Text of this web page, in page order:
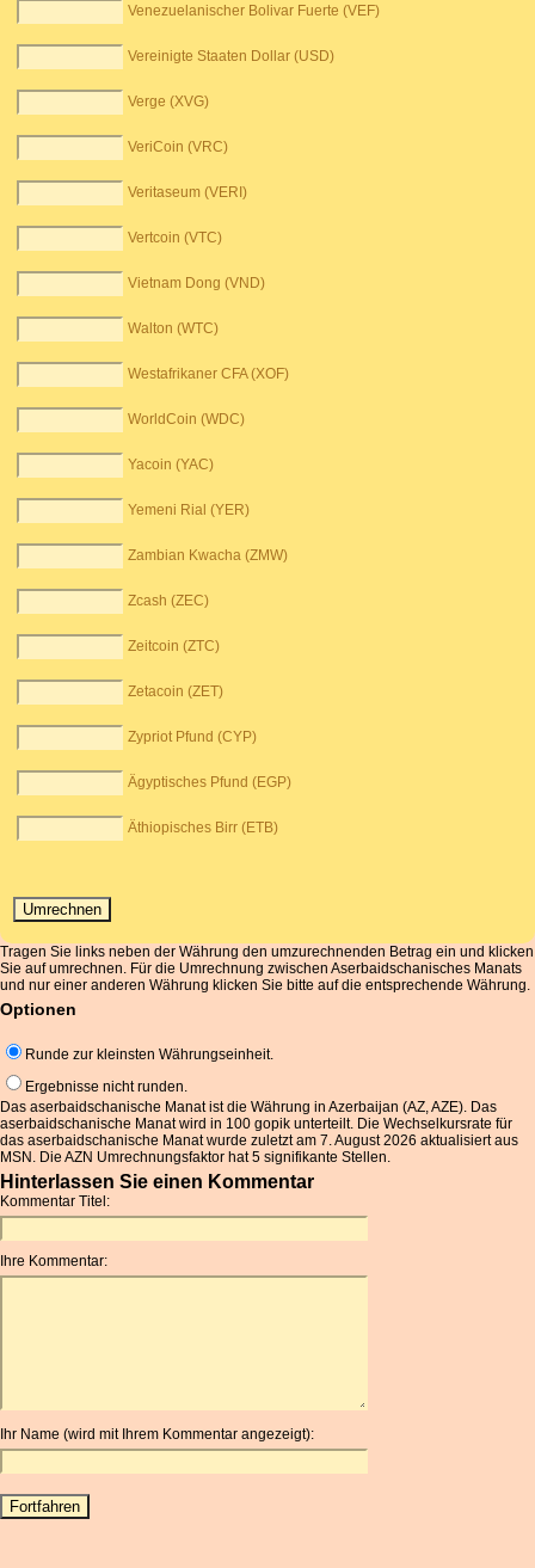
Venezuelanischer Bolivar Fuerte (VEF)
Vereinigte Staaten Dollar (USD)
Verge (XVG)
VeriCoin (VRC)
Veritaseum (VERI)
Vertcoin (VTC)
Vietnam Dong (VND)
Walton (WTC)
Westafrikaner CFA (XOF)
WorldCoin (WDC)
Yacoin (YAC)
Yemeni Rial (YER)
Zambian Kwacha (ZMW)
Zcash (ZEC)
Zeitcoin (ZTC)
Zetacoin (ZET)
Zypriot Pfund (CYP)
Ägyptisches Pfund (EGP)
Äthiopisches Birr (ETB)
Tragen Sie links neben der Währung den umzurechnenden Betrag ein und klicken
Sie auf umrechnen. Für die Umrechnung zwischen Aserbaidschanisches Manats
und nur einer anderen Währung klicken Sie bitte auf die entsprechende Währung.
Optionen
Runde zur kleinsten Währungseinheit.
Ergebnisse nicht runden.
Das aserbaidschanische Manat ist die Währung in Azerbaijan (AZ, AZE). Das
aserbaidschanische Manat wird in 100 gopik unterteilt. Die Wechselkursrate für
das aserbaidschanische Manat wurde zuletzt am 7. August 2026 aktualisiert aus
MSN. Die AZN Umrechnungsfaktor hat 5 signifikante Stellen.
Hinterlassen Sie einen Kommentar
Kommentar Titel:
Ihre Kommentar:
Ihr Name (wird mit Ihrem Kommentar angezeigt):